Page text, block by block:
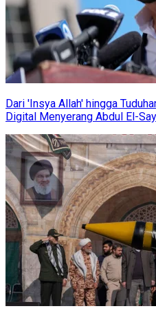
Dari 'Insya Allah' hingga
Digital Menyerang Abdul El-